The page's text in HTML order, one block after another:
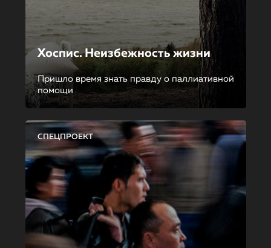
Хоспис. Неизбежность жизни
Пришло время знать правду о паллиативной
помощи
СПЕЦПРОЕКТ